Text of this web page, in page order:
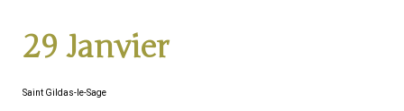
29 Janvier
Saint Gildas-le-Sage